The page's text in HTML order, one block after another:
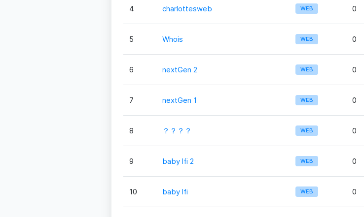
4 charlottesweb WEB 0
5 Whois WEB 0
6 nextGen 2 WEB 0
7 nextGen 1 WEB 0
8 ？？？？ WEB 0
9 baby lfi 2 WEB 0
10 baby lfi WEB 0